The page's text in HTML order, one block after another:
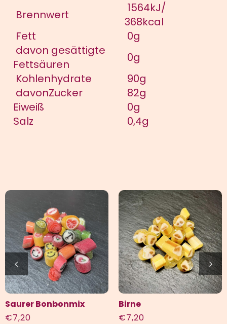
Brennwert
1564kJ/
368kcal
Fett
0g
davon gesättigte
Fettsäuren
0g
Kohlenhydrate
90g
davonZucker
82g
Eiweiß
0g
Salz
0,4g
Saurer Bonbonmix
€7,20
Birne
€7,20